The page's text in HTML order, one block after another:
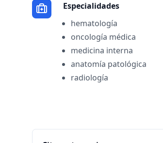
Especialidades
hematología
oncología médica
medicina interna
anatomía patológica
radiología